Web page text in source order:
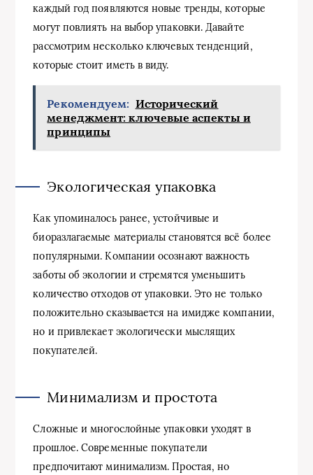
каждый год появляются новые тренды, которые
могут повлиять на выбор упаковки. Давайте
рассмотрим несколько ключевых тенденций,
которые стоит иметь в виду.
Рекомендуем: Исторический
менеджмент: ключевые аспекты и
принципы
Экологическая упаковка
Как упоминалось ранее, устойчивые и
биоразлагаемые материалы становятся всё более
популярными. Компании осознают важность
заботы об экологии и стремятся уменьшить
количество отходов от упаковки. Это не только
положительно сказывается на имидже компании,
но и привлекает экологически мыслящих
покупателей.
Минимализм и простота
Сложные и многослойные упаковки уходят в
прошлое. Современные покупатели
предпочитают минимализм. Простая, но